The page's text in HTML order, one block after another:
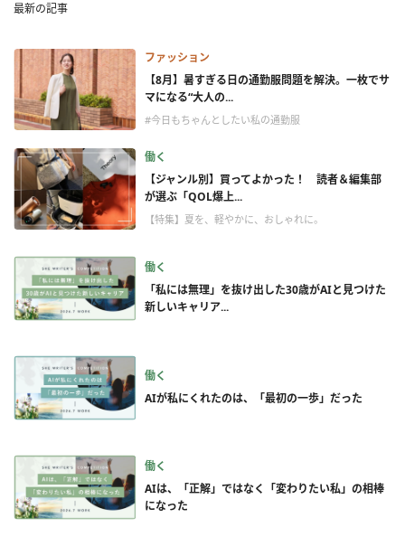
最新の記事
ファッション
【8月】暑すぎる日の通勤服問題を解決。一枚でサ
マになる“大人の...
#今日もちゃんとしたい私の通勤服
働く
【ジャンル別】買ってよかった！ 読者＆編集部
が選ぶ「QOL爆上...
【特集】夏を、軽やかに、おしゃれに。
働く
「私には無理」を抜け出した30歳がAIと見つけた
新しいキャリア...
働く
AIが私にくれたのは、「最初の一歩」だった
働く
AIは、「正解」ではなく「変わりたい私」の相棒
になった